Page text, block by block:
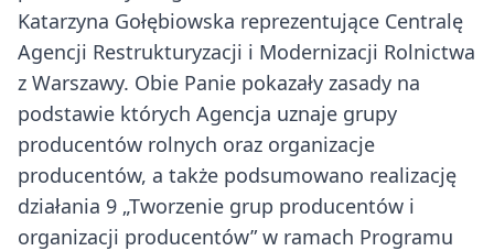
Katarzyna Gołębiowska reprezentujące Centralę
Agencji Restrukturyzacji i Modernizacji Rolnictwa
z Warszawy. Obie Panie pokazały zasady na
podstawie których Agencja uznaje grupy
producentów rolnych oraz organizacje
producentów, a także podsumowano realizację
działania 9 „Tworzenie grup producentów i
organizacji producentów” w ramach Programu